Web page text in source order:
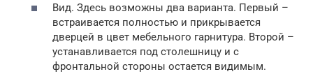
Вид. Здесь возможны два варианта. Первый –
встраивается полностью и прикрывается
дверцей в цвет мебельного гарнитура. Второй –
устанавливается под столешницу и с
фронтальной стороны остается видимым.